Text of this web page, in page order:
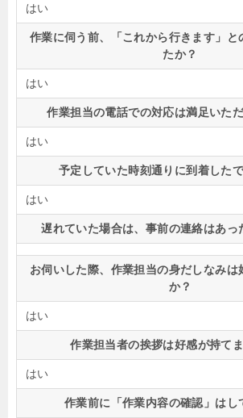
はい
作業に伺う前、「これから行きます」と
たか？
はい
作業担当の電話での対応は満足いた
はい
予定していた時刻通りに到着した
はい
遅れていた場合は、事前の連絡はあっ
お伺いした際、作業担当の身だしなみは
か？
はい
作業担当者の挨拶は好感が持て
はい
作業前に「作業内容の確認」はし